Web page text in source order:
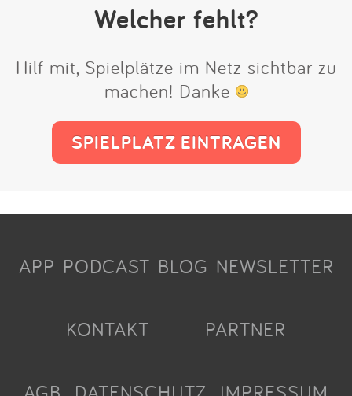
Welcher fehlt?
Hilf mit, Spielplätze im Netz sichtbar zu
machen! Danke
SPIELPLATZ EINTRAGEN
APP PODCAST BLOG NEWSLETTER
KONTAKT PARTNER